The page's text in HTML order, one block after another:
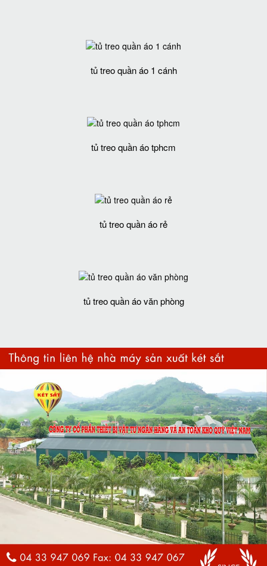
tủ treo quần áo 1 cánh
tủ treo quần áo tphcm
tủ treo quần áo rẻ
tủ treo quần áo văn phòng